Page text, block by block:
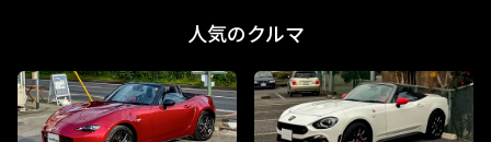
人気のクルマ